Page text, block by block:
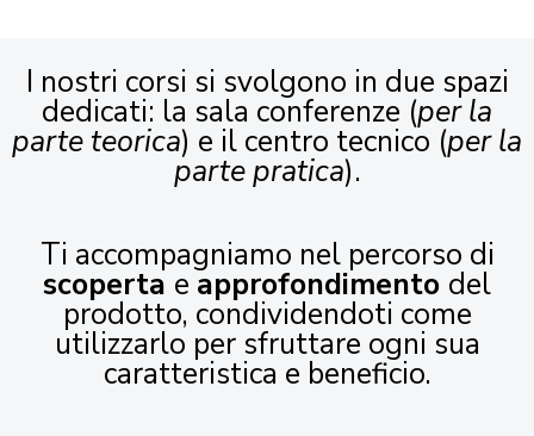
I nostri corsi si svolgono in due spazi
dedicati: la sala conferenze (per la
parte teorica) e il centro tecnico (per la
parte pratica).
Ti accompagniamo nel percorso di
scoperta e approfondimento del
prodotto, condividendoti come
utilizzarlo per sfruttare ogni sua
caratteristica e beneficio.